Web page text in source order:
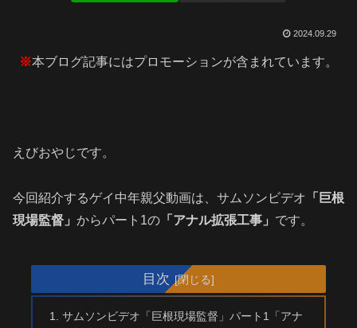
2024.09.29
※本ブログ記事にはプロモーションが含まれています。
えびおやじです。
今回紹介するゲイ中年親父動画は、サムソンビデオ
「巨根
現場監督」 からパート1の 「アナル拡張工事」 です。
目次
サムソンビデオ「巨根現場監督」パート1「アナ